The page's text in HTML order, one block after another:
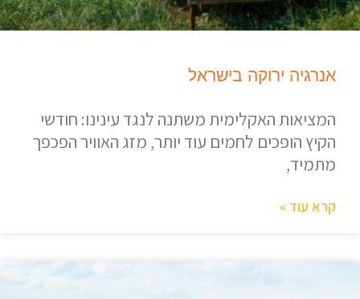
אנרגיה ירוקה בישראל
המציאות האקלימית משתנה לנגד עינינו: חודשי
הקיץ הופכים לחמים עוד יותר, מזג האוויר הפכפך
מתמיד,
קרא עוד »